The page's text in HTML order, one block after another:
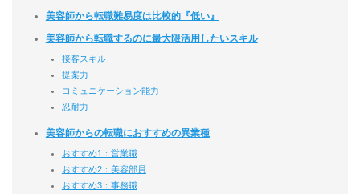
美容師から転職難易度は比較的『低い』
美容師から転職するのに最大限活用したいスキル
接客スキル
提案力
コミュニケーション能力
忍耐力
美容師からの転職におすすめの異業種
おすすめ1：営業職
おすすめ2：美容部員
おすすめ3：事務職